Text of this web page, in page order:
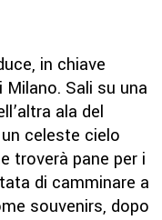
in chiave
Milano. Sali su una
ala del
celeste cielo
troverà pane per i
di camminare a
souvenirs, dopo